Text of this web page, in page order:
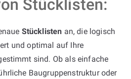
Stücklisten:
Stücklisten an, die logisch
und optimal auf Ihre
sind. Ob als einfache
Baugruppenstruktur oder